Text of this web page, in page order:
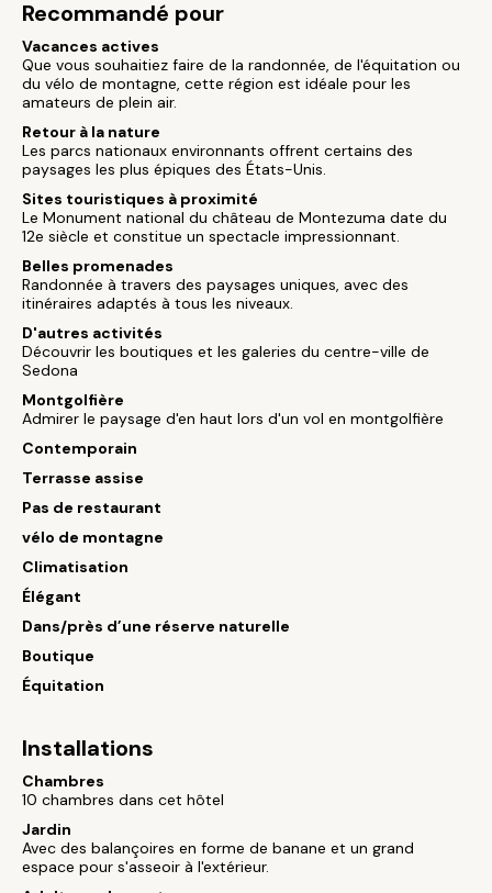
Recommandé pour
Vacances actives
Que vous souhaitiez faire de la randonnée, de l'équitation ou
du vélo de montagne, cette région est idéale pour les
amateurs de plein air.
Retour à la nature
Les parcs nationaux environnants offrent certains des
paysages les plus épiques des États-Unis.
Sites touristiques à proximité
Le Monument national du château de Montezuma date du
12e siècle et constitue un spectacle impressionnant.
Belles promenades
Randonnée à travers des paysages uniques, avec des
itinéraires adaptés à tous les niveaux.
D'autres activités
Découvrir les boutiques et les galeries du centre-ville de
Sedona
Montgolfière
Admirer le paysage d'en haut lors d'un vol en montgolfière
Contemporain
Terrasse assise
Pas de restaurant
vélo de montagne
Climatisation
Élégant
Dans/près d’une réserve naturelle
Boutique
Équitation
Installations
Chambres
10 chambres dans cet hôtel
Jardin
Avec des balançoires en forme de banane et un grand
espace pour s'asseoir à l'extérieur.